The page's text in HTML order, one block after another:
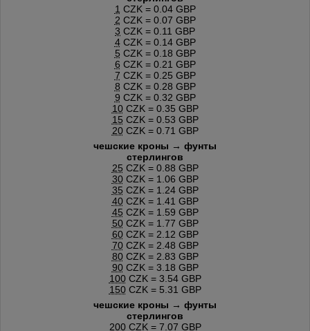
1 CZK = 0.04 GBP
2 CZK = 0.07 GBP
3 CZK = 0.11 GBP
4CZK = 0.14 GBP
5 CZK = 0.18 GBP
6 CZK = 0.21 GBP
7 CZK = 0.25 GBP
8 CZK = 0.28 GBP
9 CZK = 0.32 GBP
10CZK = 0.35 GBP
15 CZK = 0.53 GBP
20CZK = 0.71 GBP
чешские кроны → фунты
стерлингов
25 CZK = 0.88 GBP
30CZK = 1.06 GBP
35 CZK = 1.24 GBP
40CZK = 1.41 GBP
45 CZK = 1.59 GBP
50CZK = 1.77 GBP
60CZK = 2.12 GBP
70CZK = 2.48 GBP
80CZK = 2.83 GBP
90CZK = 3.18 GBP
100CZK = 3.54 GBP
150CZK = 5.31 GBP
чешские кроны → фунты
стерлингов
200CZK = 7.07 GBP